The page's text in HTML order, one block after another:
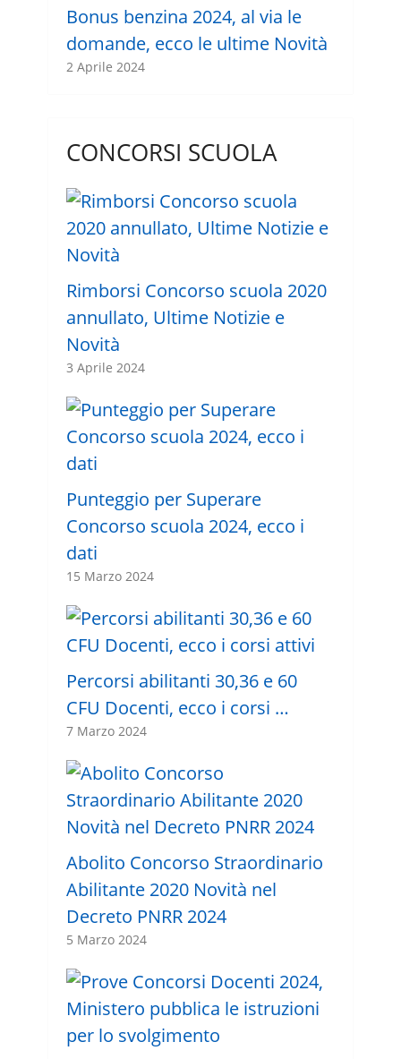
Bonus benzina 2024, al via le
domande, ecco le ultime Novità
2 Aprile 2024
CONCORSI SCUOLA
Rimborsi Concorso scuola 2020
annullato, Ultime Notizie e
Novità
3 Aprile 2024
Punteggio per Superare
Concorso scuola 2024, ecco i
dati
15 Marzo 2024
Percorsi abilitanti 30,36 e 60
CFU Docenti, ecco i corsi …
7 Marzo 2024
Abolito Concorso Straordinario
Abilitante 2020 Novità nel
Decreto PNRR 2024
5 Marzo 2024